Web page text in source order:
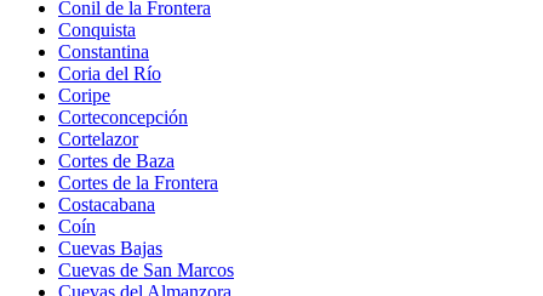
Conil de la Frontera
Conquista
Constantina
Coria del Río
Coripe
Corteconcepción
Cortelazor
Cortes de Baza
Cortes de la Frontera
Costacabana
Coín
Cuevas Bajas
Cuevas de San Marcos
Cuevas del Almanzora